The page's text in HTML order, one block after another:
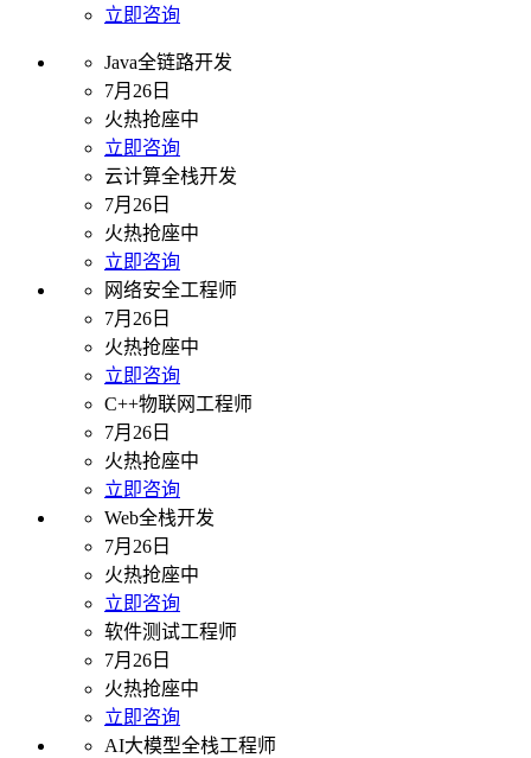
立即咨询
Java全链路开发
7月26日
火热抢座中
立即咨询
云计算全栈开发
7月26日
火热抢座中
立即咨询
网络安全工程师
7月26日
火热抢座中
立即咨询
C++物联网工程师
7月26日
火热抢座中
立即咨询
Web全栈开发
7月26日
火热抢座中
立即咨询
软件测试工程师
7月26日
火热抢座中
立即咨询
AI大模型全栈工程师